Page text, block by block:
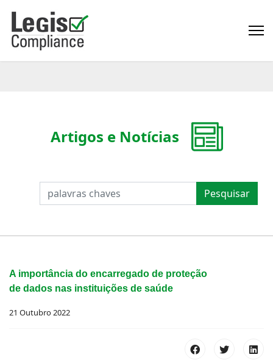
PESQUISAR Pesquisar
Artigos e Notícias
A importância do encarregado de proteção
de dados nas instituições de saúde
21 Outubro 2022